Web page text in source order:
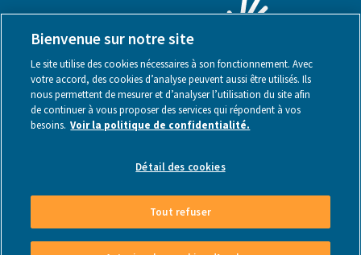
Made by Webstanz- Copyright © 2026
Bienvenue sur notre site
Le site utilise des cookies nécessaires à son fonctionnement. Avec
votre accord, des cookies d’analyse peuvent aussi être utilisés. Ils
nous permettent de mesurer et d’analyser l’utilisation du site afin
de continuer à vous proposer des services qui répondent à vos
besoins. Voir la politique de confidentialité.
Détail des cookies
Tout refuser